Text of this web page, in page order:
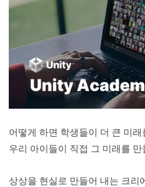
어떻게 하면 학생들이 더 큰 미
우리 아이들이 직접 그 미래를
상상을 현실로 만들어 내는 크리